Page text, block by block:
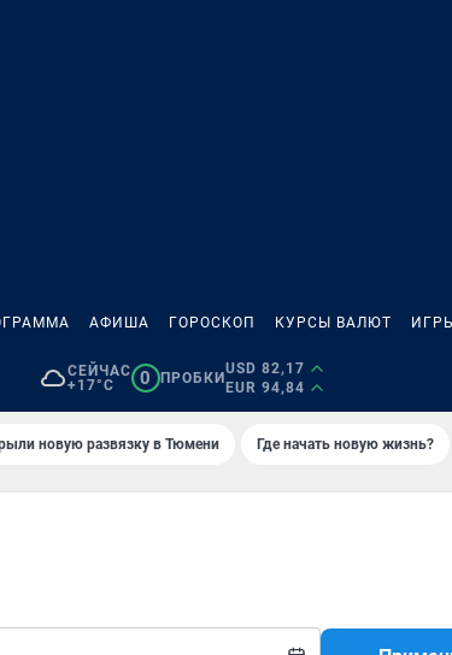
АФИША ГОРОСКОП КУРСЫ ВАЛЮТ
СЕЙЧАС
+17°C
0 ПРОБКИ
USD 82,17
EUR 94,84
новую развязку в Тюмени Где начать новую жизнь?